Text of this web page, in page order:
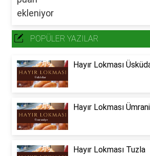
POPÜLER YAZILAR
Hayır Lokması
Hayır Lokması
Hayır Lokması Tuzla